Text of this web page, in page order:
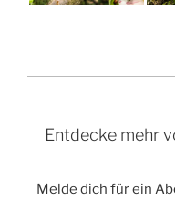
Entdecke mehr
Melde dich für ein